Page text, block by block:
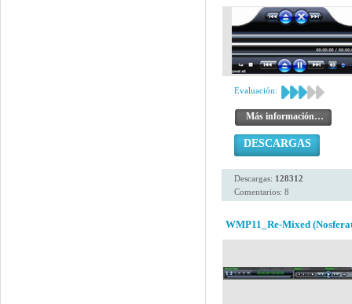
Evaluación:
Más información…
DESCARGAS
Descargas: 128312
Comentarios: 8
WMP11_Re-Mixed